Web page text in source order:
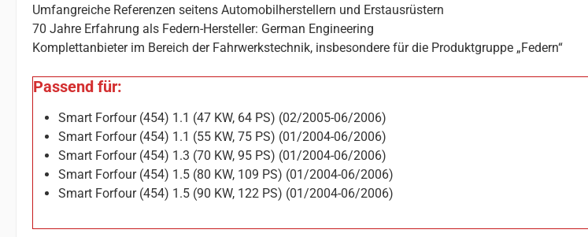
Umfangreiche Referenzen seitens Automobilherstellern und Erstausrüstern
70 Jahre Erfahrung als Federn-Hersteller: German Engineering
Komplettanbieter im Bereich der Fahrwerkstechnik, insbesondere für die Produktgruppe „Federn“
Passend für:
Smart Forfour (454) 1.1 (47 KW, 64 PS) (02/2005-06/2006)
Smart Forfour (454) 1.1 (55 KW, 75 PS) (01/2004-06/2006)
Smart Forfour (454) 1.3 (70 KW, 95 PS) (01/2004-06/2006)
Smart Forfour (454) 1.5 (80 KW, 109 PS) (01/2004-06/2006)
Smart Forfour (454) 1.5 (90 KW, 122 PS) (01/2004-06/2006)